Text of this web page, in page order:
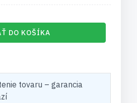
DO KOŠÍKA
tovaru – garancia